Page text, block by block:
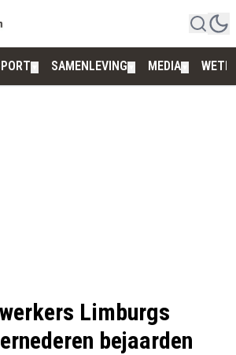
SAMENLEVING MEDIA
Limburgs
bejaarden